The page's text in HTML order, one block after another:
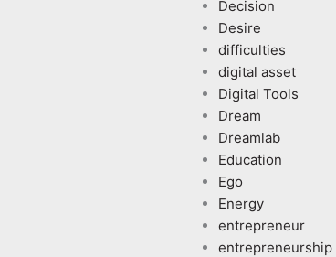
Decision
Desire
difficulties
digital asset
Digital Tools
Dream
Dreamlab
Education
Ego
Energy
entrepreneur
entrepreneurship